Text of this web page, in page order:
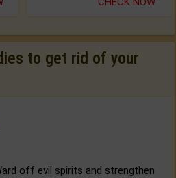
to get rid of your
off evil spirits and strengthen